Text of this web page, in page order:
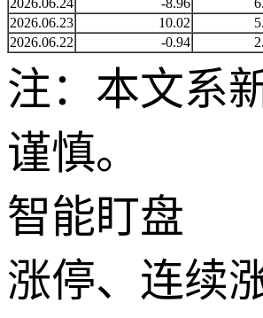
2026.06.23
10.02
2026.06.22
-0.94
注：本文系
谨慎。
智能盯盘
涨停、连续